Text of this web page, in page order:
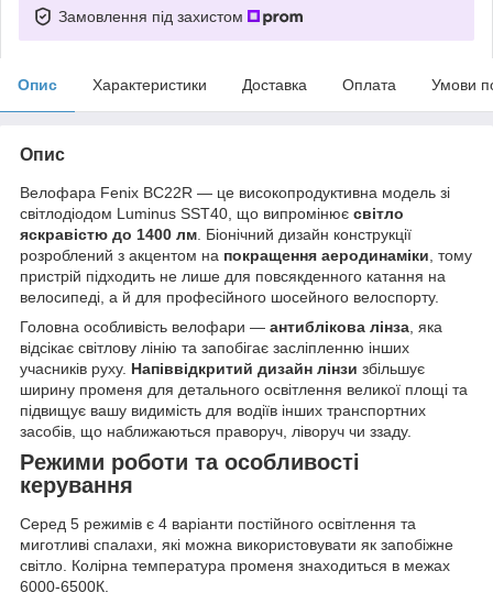
Замовлення під захистом
Опис Характеристики Доставка Оплата Умови
Опис
Велофара Fenix BC22R — це високопродуктивна модель зі
світлодіодом Luminus SST40, що випромінює світло
яскравістю до 1400 лм . Біонічний дизайн конструкції
розроблений з акцентом на покращення аеродинаміки , тому
пристрій підходить не лише для повсякденного катання на
велосипеді, а й для професійного шосейного велоспорту.
Головна особливість велофари — антиблікова лінза , яка
відсікає світлову лінію та запобігає засліпленню інших
учасників руху. Напіввідкритий дизайн лінзи збільшує
ширину променя для детального освітлення великої площі та
підвищує вашу видимість для водіїв інших транспортних
засобів, що наближаються праворуч, ліворуч чи ззаду.
Режими роботи та особливості
керування
Серед 5 режимів є 4 варіанти постійного освітлення та
миготливі спалахи, які можна використовувати як запобіжне
світло. Колірна температура променя знаходиться в межах
6000-6500К.